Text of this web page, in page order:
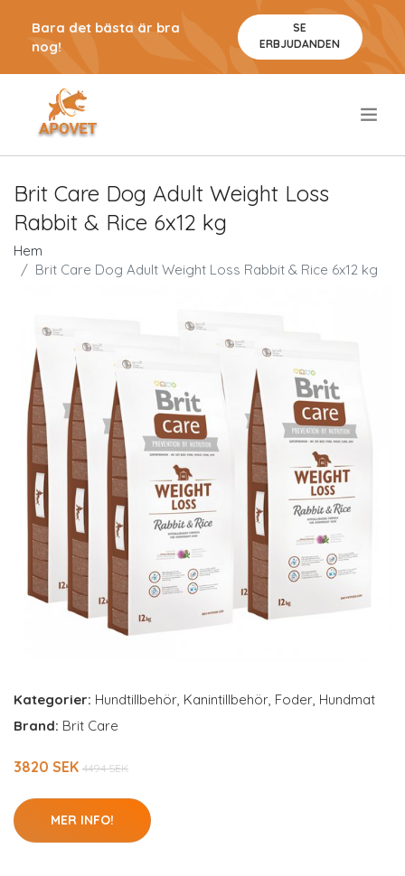
Bara det bästa är bra
nog!
SE
ERBJUDANDEN
Brit Care Dog Adult Weight Loss
Rabbit & Rice 6x12 kg
Hem
Brit Care Dog Adult Weight Loss Rabbit & Rice 6x12 kg
Kategorier: Hundtillbehör, Kanintillbehör, Foder, Hundmat
Brand: Brit Care
3820 SEK 4494 SEK
MER INFO!